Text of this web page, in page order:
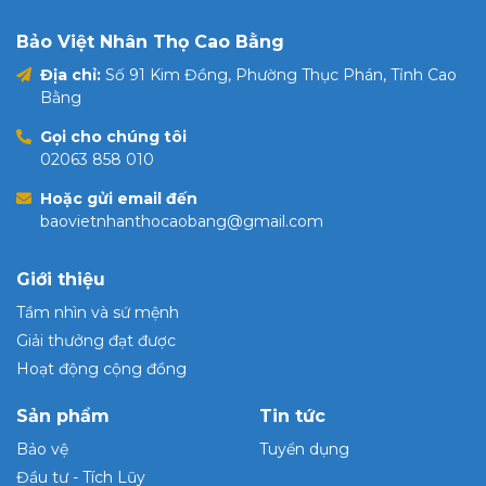
Bảo Việt Nhân Thọ Cao Bằng
Địa chỉ: Số 91 Kim Đồng, Phường Thục Phán, Tỉnh Cao
Bằng
Gọi cho chúng tôi
02063 858 010
Hoặc gửi email đến
baovietnhanthocaobang@gmail.com
Giới thiệu
Tầm nhìn và sứ mệnh
Giải thưởng đạt được
Hoạt động cộng đồng
Sản phẩm
Bảo vệ
Đầu tư - Tích Lũy
Tin tức
Tuyển dụng